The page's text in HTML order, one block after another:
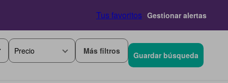
Tus favoritos Gestionar alertas
Precio Más filtros Guardar búsqueda